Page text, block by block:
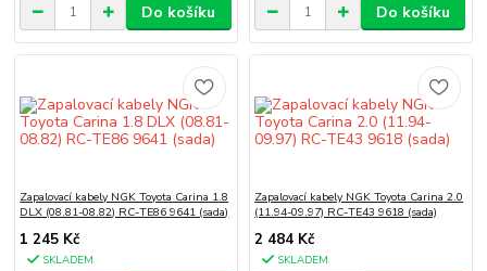
Do košíku Do košíku
Zapalovací kabely NGK Toyota Carina 1.8
DLX (08.81-08.82) RC-TE86 9641 (sada)
1 245 Kč
SKLADEM
Zapalovací kabely NGK Toyota Carina 2.0
(11.94-09.97) RC-TE43 9618 (sada)
2 484 Kč
SKLADEM